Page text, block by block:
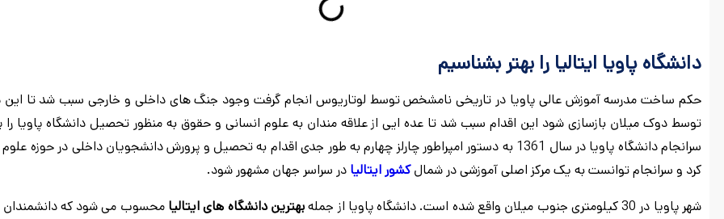
دانشگاه پاویا ایتالیا را بهتر بشناسیم
حکم ساخت مدرسه آموزش عالی پاویا در تاریخی نامشخص توسط لوتاریوس انجام گرفت وجود جنگ های داخلی و خارجی سبب شد تا این
توسط دوک میلان بازسازی شود این اقدام سبب شد تا عده ایی از علاقه مندان به علوم انسانی و حقوق به منظور تحصیل دانشگاه پاویا را
سرانجام دانشگاه پاویا در سال 1361 به دستور امپراطور چارلز چهارم به طور جدی اقدام به تحصیل و پرورش دانشجویان داخلی در حوزه
کرد و سرانجام توانست به یک مرکز اصلی آموزشی در شمالکشور ایتالیا در سراسر جهان مشهور شود.
شهر پاویا در 30 کیلومتری جنوب میلان واقع شده است. دانشگاه پاویا از جمله
بهترین دانشگاه های ایتالیامحسوب می شود که دانشمندان